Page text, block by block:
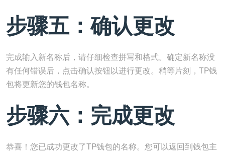
步骤五：确认更改
完成输入新名称后，请仔细检查拼写和格式。确定新名称没
有任何错误后，点击确认按钮以进行更改。稍等片刻，TP钱
包将更新您的钱包名称。
步骤六：完成更改
恭喜！您已成功更改了TP钱包的名称。您可以返回到钱包主